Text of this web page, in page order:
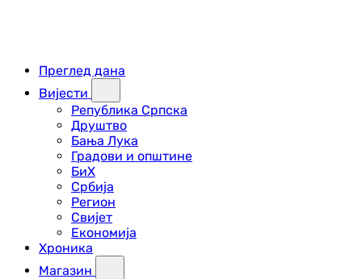
Преглед дана
Вијести
Република Српска
Друштво
Бања Лука
Градови и општине
БиХ
Србија
Регион
Свијет
Економија
Хроника
Магазин